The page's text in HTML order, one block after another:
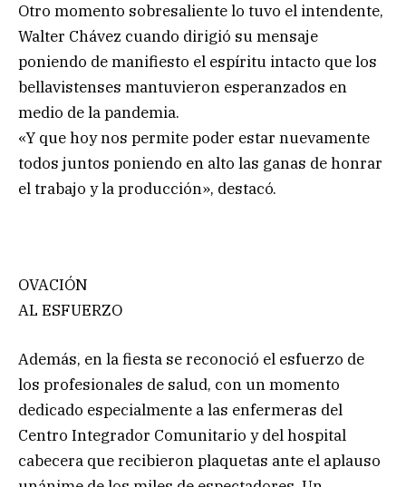
Otro momento sobresaliente lo tuvo el intendente,
Walter Chávez cuando dirigió su mensaje
poniendo de manifiesto el espíritu intacto que los
bellavistenses mantuvieron esperanzados en
medio de la pandemia.
«Y que hoy nos permite poder estar nuevamente
todos juntos poniendo en alto las ganas de honrar
el trabajo y la producción», destacó.
OVACIÓN
AL ESFUERZO
Además, en la fiesta se reconoció el esfuerzo de
los profesionales de salud, con un momento
dedicado especialmente a las enfermeras del
Centro Integrador Comunitario y del hospital
cabecera que recibieron plaquetas ante el aplauso